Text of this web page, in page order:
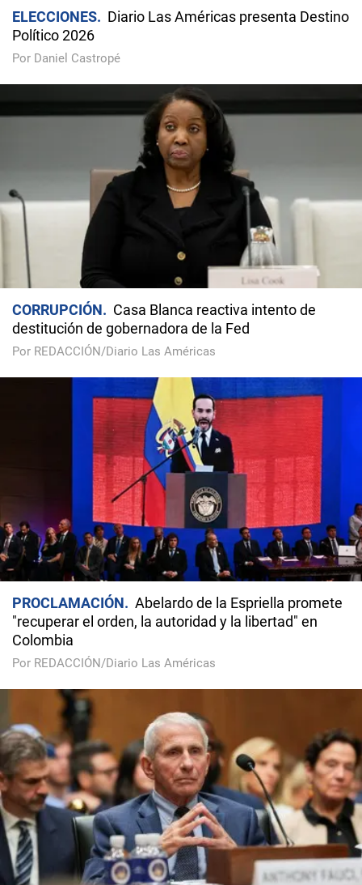
ELECCIONES
Diario Las Américas presenta Destino
Político 2026
Por Daniel Castropé
CORRUPCIÓN
Casa Blanca reactiva intento de
destitución de gobernadora de la Fed
Por REDACCIÓN/Diario Las Américas
PROCLAMACIÓN
Abelardo de la Espriella promete
"recuperar el orden, la autoridad y la libertad" en
Colombia
Por REDACCIÓN/Diario Las Américas